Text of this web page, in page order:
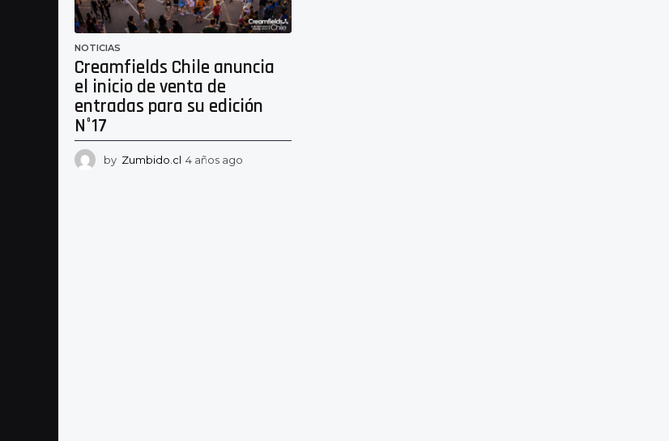
NOTICIAS
Creamfields Chile anuncia
el inicio de venta de
entradas para su edición
N°17
by Zumbido.cl 4 años ago